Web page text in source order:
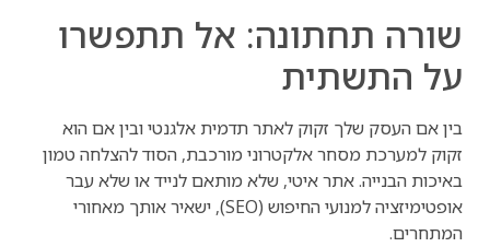
שורה תחתונה: אל תתפשרו
על התשתית
בין אם העסק שלך זקוק לאתר תדמית אלגנטי ובין אם הוא
זקוק למערכת מסחר אלקטרוני מורכבת, הסוד להצלחה טמון
באיכות הבנייה. אתר איטי, שלא מותאם לנייד או שלא עבר
אופטימיזציה למנועי החיפוש (SEO), ישאיר אותך מאחורי
המתחרים.